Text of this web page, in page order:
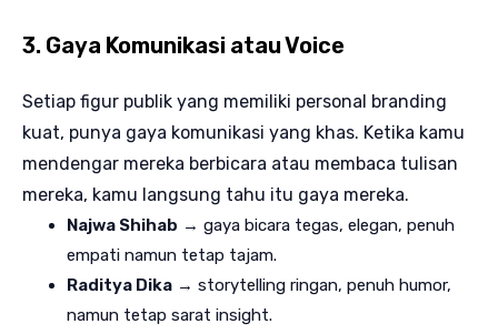
3. Gaya Komunikasi atau Voice
Setiap figur publik yang memiliki personal branding
kuat, punya gaya komunikasi yang khas. Ketika kamu
mendengar mereka berbicara atau membaca tulisan
mereka, kamu langsung tahu itu gaya mereka.
Najwa Shihab → gaya bicara tegas, elegan, penuh
empati namun tetap tajam.
Raditya Dika → storytelling ringan, penuh humor,
namun tetap sarat insight.